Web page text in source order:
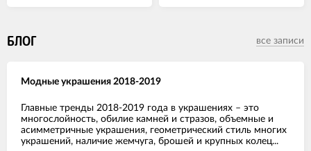
БЛОГ все записи
Модные украшения 2018-2019
Главные тренды 2018-2019 года в украшениях – это
многослойность, обилие камней и стразов, объемные и
асимметричные украшения, геометрический стиль многих
украшений, наличие жемчуга, брошей и крупных колец...